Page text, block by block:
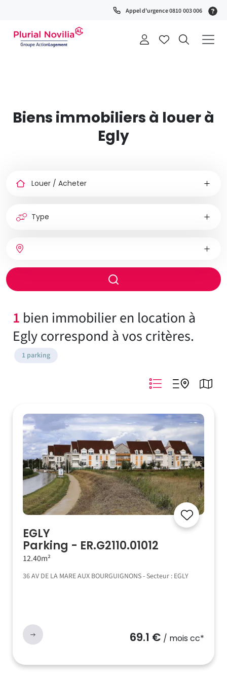
Appel d'urgence 0810 003 006
Biens immobiliers à louer à
Egly
chambres
chauffage
Rayon
de
1 bien immobilier en location à
Egly correspond à vos critères.
1 parking
EGLY
Parking - ER.G2110.01012
12.40m²
36 AV DE LA MARE AUX BOURGUIGNONS - Secteur : EGLY
69.1 € / mois cc*
de
chat